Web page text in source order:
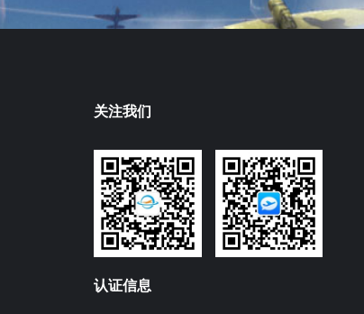
关注我们
认证信息